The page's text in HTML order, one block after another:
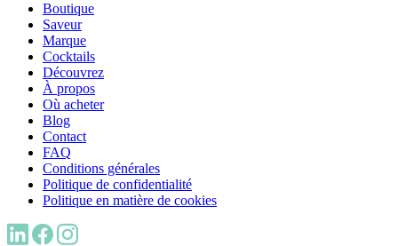
Boutique
Saveur
Marque
Cocktails
Découvrez
À propos
Où acheter
Blog
Contact
FAQ
Conditions générales
Politique de confidentialité
Politique en matière de cookies